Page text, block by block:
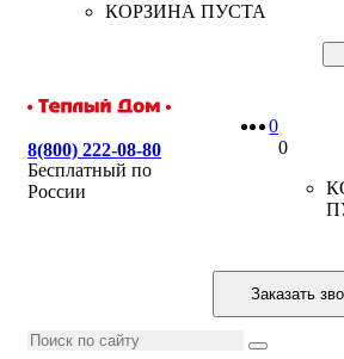
КОРЗИНА ПУСТА
8(800) 222-08-80
Бесплатный по
России
0
0
Заказать